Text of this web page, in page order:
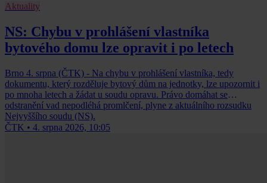
Aktuality
NS: Chybu v prohlášení vlastníka
bytového domu lze opravit i po letech
Brno 4. srpna (ČTK) - Na chybu v prohlášení vlastníka, tedy
dokumentu, který rozděluje bytový dům na jednotky, lze upozornit i
po mnoha letech a žádat u soudu opravu. Právo domáhat se
odstranění vad nepodléhá promlčení, plyne z aktuálního rozsudku
Nejvyššího soudu (NS).
ČTK • 4. srpna 2026, 10:05